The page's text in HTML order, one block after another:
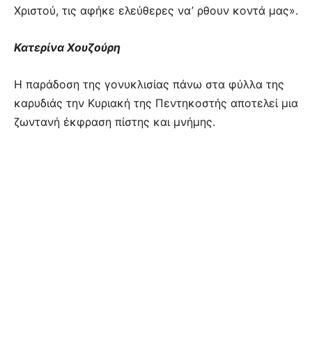
Xριστού, τις αφήκε ελεύθερες να’ ρθουν κοντά μας».
Κατερίνα Χουζούρη
Η παράδοση της γονυκλισίας πάνω στα φύλλα της
καρυδιάς την Κυριακή της Πεντηκοστής αποτελεί μια
ζωντανή έκφραση πίστης και μνήμης.